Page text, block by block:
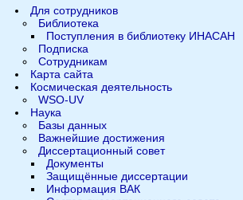
Для сотрудников
Библиотека
Поступления в библиотеку ИНАСАН
Подписка
Сотрудникам
Карта сайта
Космическая деятельность
WSO-UV
Наука
Базы данных
Важнейшие достижения
Диссертационный совет
Документы
Защищённые диссертации
Информация ВАК